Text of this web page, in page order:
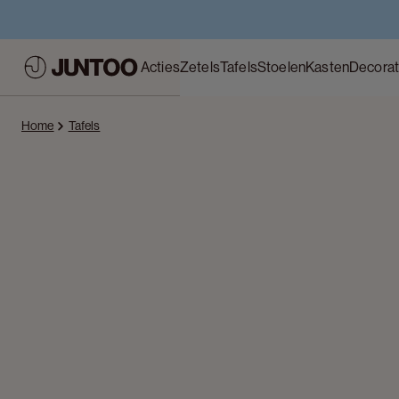
ActiesZetelsTafelsStoelenKasten
Home Tafels